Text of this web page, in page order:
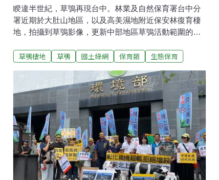
睽違半世紀，草鴞再現台中。林業及自然保育署台中分
署近期於大肚山地區，以及高美濕地附近保安林復育棲
地，拍攝到草鴞影像，更新中部地區草鴞活動範圍的紀
2024年台中分署辦理大肚台地淺山保育軸帶的物種盤點
一步擴大調查範圍，針對大安溪、大甲溪、烏溪與大肚
山台地等潛力地點，透過自動相機、聲音監測及棲地現
況盤點等方式進行調查，並成功拍攝到草鴞身影，逐步
建立台中地區草鴞活動資料。草鴞為台灣瀕臨絕種保育
類野生動物，也是台灣唯一在草地上築巢的貓頭鷹，族
群數量稀少、行蹤隱密，主要活動於低海拔開闊草生環
境，並常利用白茅、甜根子草及五節芒等高草植被築巢
繁殖。過去多認為草鴞分布熱區在台南、嘉義、高雄及
屏東；1960年代大肚山台地曾有草鴞的繁殖紀錄，顯示
草鴞棲地 草鴞 國土綠網 保育類 生態保育